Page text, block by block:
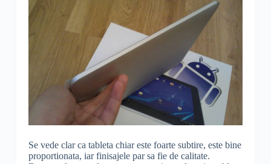
Se vede clar ca tableta chiar este foarte subtire, este bine
proportionata, iar finisajele par sa fie de calitate.